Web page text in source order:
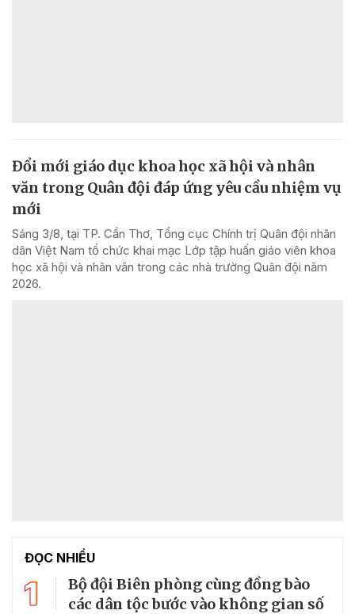
Đổi mới giáo dục khoa học xã hội và nhân
văn trong Quân đội đáp ứng yêu cầu nhiệm vụ
mới
Sáng 3/8, tại TP. Cần Thơ, Tổng cục Chính trị Quân đội nhân
dân Việt Nam tổ chức khai mạc Lớp tập huấn giáo viên khoa
học xã hội và nhân văn trong các nhà trường Quân đội năm
2026.
ĐỌC NHIỀU
1
Bộ đội Biên phòng cùng đồng bào
các dân tộc bước vào không gian số